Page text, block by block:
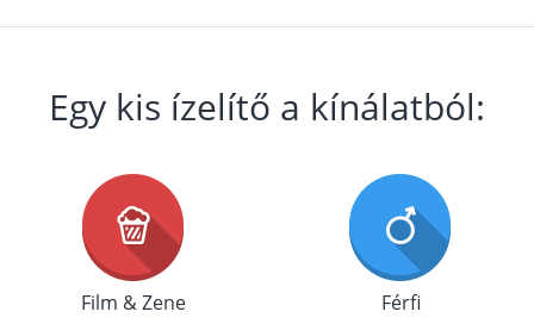
Egy kis ízelítő a kínálatból:
Film & Zene Férfi